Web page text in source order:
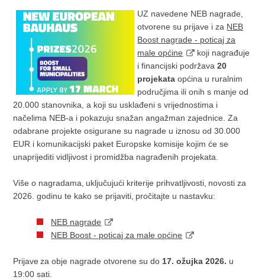
UZ navedene NEB nagrade,
otvorene su prijave i za NEB
Boost nagrade - poticaj za
male općine
koji nagrađuje
i financijski podržava20
projekata općina u ruralnim
područjima ili onih s manje od
20.000 stanovnika, a koji su usklađeni s vrijednostima i
načelima NEB-a i pokazuju snažan angažman zajednice. Za
odabrane projekte osigurane su nagrade u iznosu od 30.000
EUR i komunikacijski paket Europske komisije kojim će se
unaprijediti vidljivost i promidžba nagrađenih projekata.
Više o nagradama, uključujući kriterije prihvatljivosti, novosti za
2026. godinu te kako se prijaviti, pročitajte u nastavku:
NEB nagrade
NEB Boost - poticaj za male općine
Prijave za obje nagrade otvorene su do 17. ožujka 2026. u
19:00 sati.